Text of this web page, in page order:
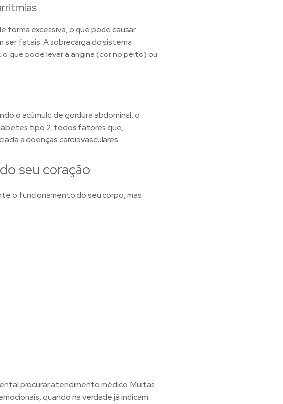
forma excessiva, o que pode causar
ser fatais. A sobrecarga do sistema
que pode levar à angina (dor no peito) ou
o acúmulo de gordura abdominal, o
tipo 2, todos fatores que,
a doenças cardiovasculares.
seu coração
o funcionamento do seu corpo, mas
procurar atendimento médico. Muitas
quando na verdade já indicam